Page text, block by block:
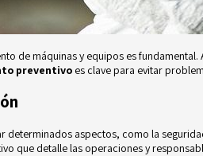
de máquinas y equipos es fundamental.
preventivo es clave para evitar
determinados aspectos, como la
que detalle las operaciones y